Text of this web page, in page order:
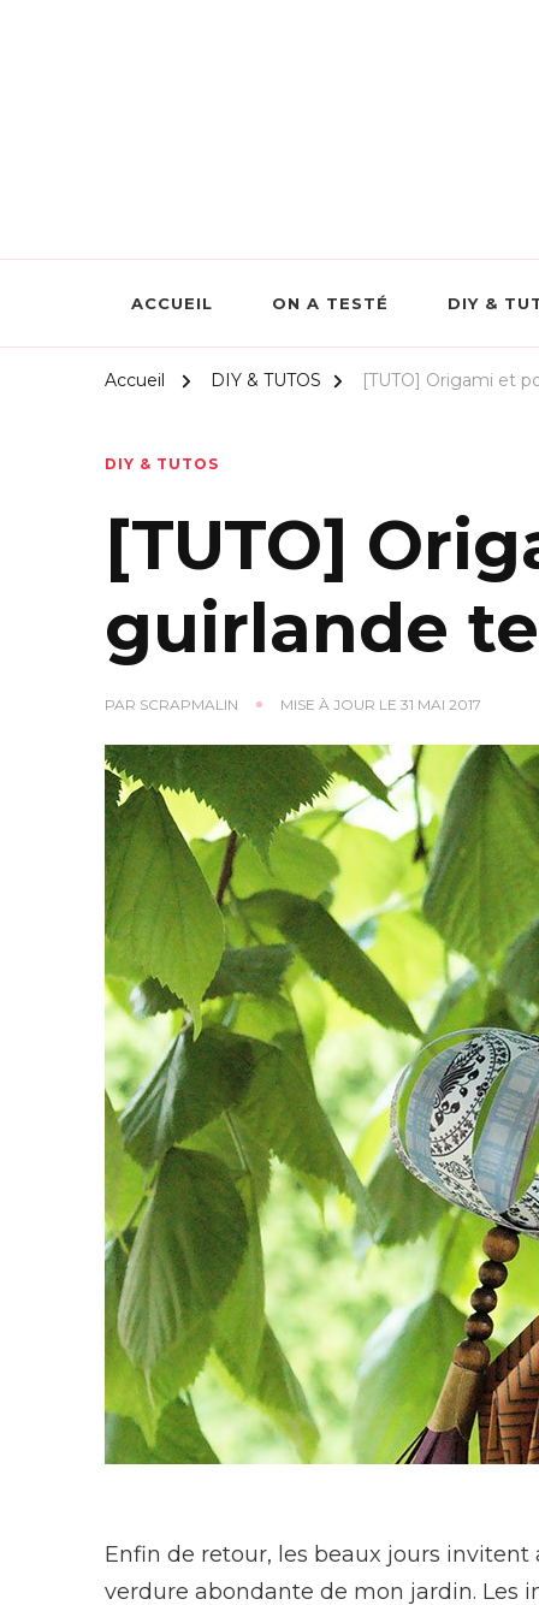
ACCUEIL ON A TESTÉ DIY &
Accueil DIY & TUTOS [TUTO] Origami et
DIY & TUTOS
[TUTO]
guirlande
PAR SCRAPMALIN MISE À JOUR LE 31 MAI 2017
Enfin de retour, les beaux jours
verdure abondante de mon jardin. Les